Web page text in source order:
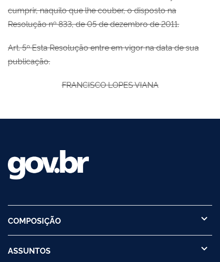
cumprir, naquilo que lhe couber, o disposto na
Resolução nº 833, de 05 de dezembro de 2011.
Art. 5º Esta Resolução entre em vigor na data de sua
publicação.
FRANCISCO LOPES VIANA
COMPOSIÇÃO
ASSUNTOS